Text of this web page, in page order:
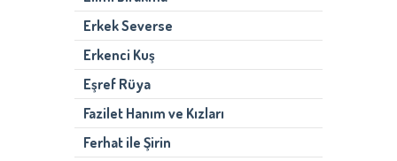
Erkek Severse
Erkenci Kuş
Eşref Rüya
Fazilet Hanım ve Kızları
Ferhat ile Şirin